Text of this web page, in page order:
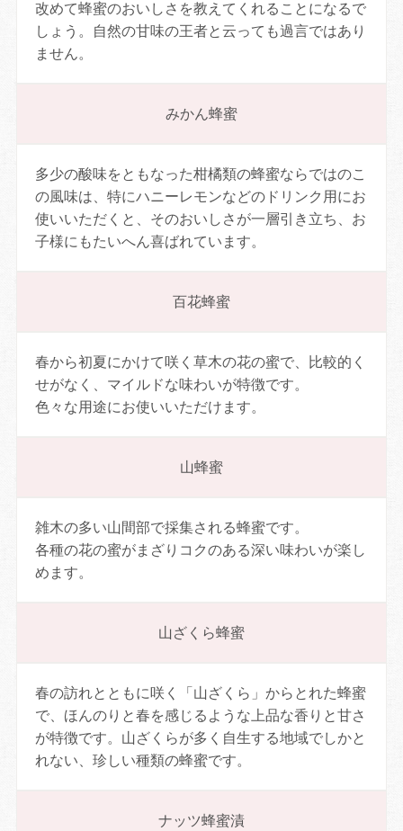
改めて蜂蜜のおいしさを教えてくれることになるで
しょう。自然の甘味の王者と云っても過言ではあり
ません。
みかん蜂蜜
多少の酸味をともなった柑橘類の蜂蜜ならではのこ
の風味は、特にハニーレモンなどのドリンク用にお
使いいただくと、そのおいしさが一層引き立ち、お
子様にもたいへん喜ばれています。
百花蜂蜜
春から初夏にかけて咲く草木の花の蜜で、比較的く
せがなく、マイルドな味わいが特徴です。
色々な用途にお使いいただけます。
山蜂蜜
雑木の多い山間部で採集される蜂蜜です。
各種の花の蜜がまざりコクのある深い味わいが楽し
めます。
山ざくら蜂蜜
春の訪れとともに咲く「山ざくら」からとれた蜂蜜
で、ほんのりと春を感じるような上品な香りと甘さ
が特徴です。山ざくらが多く自生する地域でしかと
れない、珍しい種類の蜂蜜です。
ナッツ蜂蜜漬